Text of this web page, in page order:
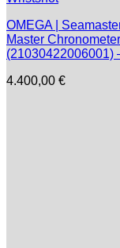
OMEGA |
Master
(21030422006001)
4.400,00 €